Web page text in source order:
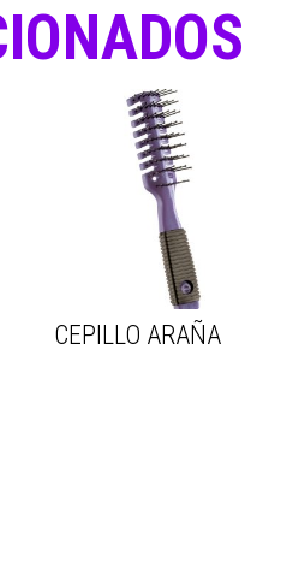
CEPILLO ARAÑA